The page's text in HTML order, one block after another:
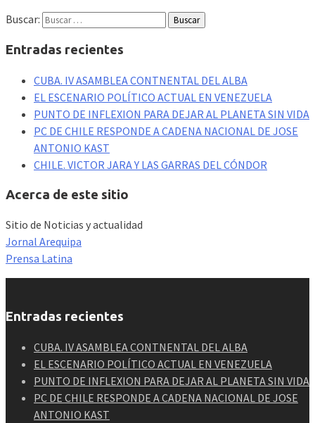
Buscar:
Entradas recientes
CUBA. IV ASAMBLEA CONTNENTAL DEL ALBA
EL ESCENARIO POLÍTICO ACTUAL EN VENEZUELA
PUNTO DE INFLEXION PARA DEJAR AL PLANETA SIN VIDA
PC DE CHILE RESPONDE A CADENA NACIONAL DE JOSE
ANTONIO KAST
CHILE. VICTOR JARA Y LAS GARRAS DEL CÓNDOR
Acerca de este sitio
Sitio de Noticias y actualidad
Jornal Arequipa
Prensa Latina
Entradas recientes
CUBA. IV ASAMBLEA CONTNENTAL DEL ALBA
EL ESCENARIO POLÍTICO ACTUAL EN VENEZUELA
PUNTO DE INFLEXION PARA DEJAR AL PLANETA SIN VIDA
PC DE CHILE RESPONDE A CADENA NACIONAL DE JOSE
ANTONIO KAST